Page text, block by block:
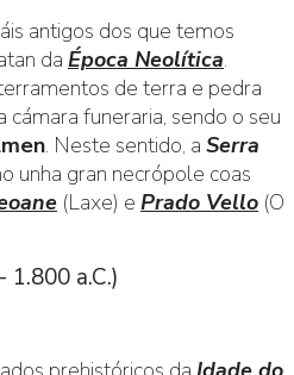
antigos dos que temos
da Época Neolítica.
de terra e pedra
cámara funeraria, sendo o seu
. Neste sentido, a Serra
unha gran necrópole coas
(Laxe) e Prado Vello (O
1.800 a.C.)